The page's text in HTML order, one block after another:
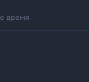
время